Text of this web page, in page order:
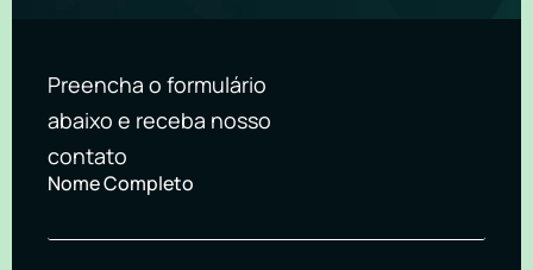
Preencha o formulário
abaixo e receba nosso
contato
Nome Completo